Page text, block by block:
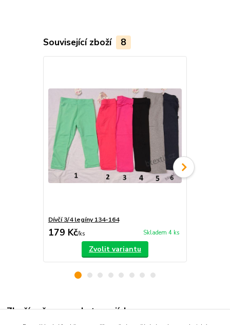
Související zboží 8
Dívčí 3/4 legíny 134-164
179 Kč/ks Skladem 4 ks
Zvolit variantu
Zboží zařazeno v kategoriích